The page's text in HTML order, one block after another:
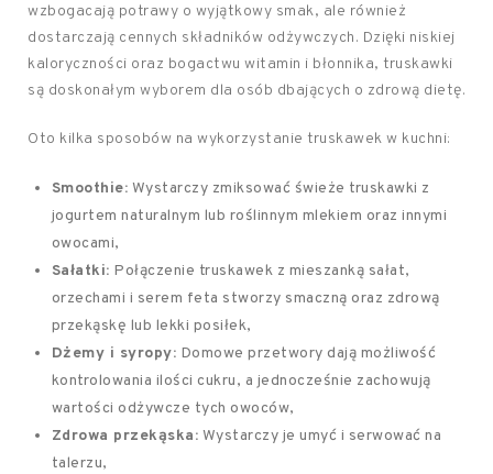
wzbogacają potrawy o wyjątkowy smak, ale również
dostarczają cennych składników odżywczych. Dzięki niskiej
kaloryczności oraz bogactwu witamin i błonnika, truskawki
są doskonałym wyborem dla osób dbających o zdrową dietę.
Oto kilka sposobów na wykorzystanie truskawek w kuchni:
Smoothie: Wystarczy zmiksować świeże truskawki z
jogurtem naturalnym lub roślinnym mlekiem oraz innymi
owocami,
Sałatki: Połączenie truskawek z mieszanką sałat,
orzechami i serem feta stworzy smaczną oraz zdrową
przekąskę lub lekki posiłek,
Dżemy i syropy: Domowe przetwory dają możliwość
kontrolowania ilości cukru, a jednocześnie zachowują
wartości odżywcze tych owoców,
Zdrowa przekąska: Wystarczy je umyć i serwować na
talerzu,